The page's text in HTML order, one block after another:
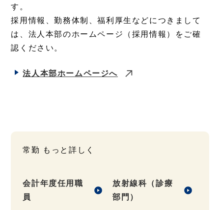
す。
採用情報、勤務体制、福利厚生などにつきまして
は、法人本部のホームページ（採用情報）をご確
認ください。
法人本部ホームページへ
常勤 もっと詳しく
会計年度任用職
員
放射線科（診療
部門）